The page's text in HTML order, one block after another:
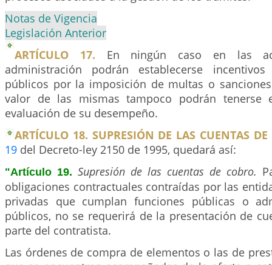
Notas de Vigencia
Legislación Anterior
ARTÍCULO 17. En ningún caso en las
administración podrán establecerse
públicos por la imposición de multas o
valor de las mismas tampoco podrán tenerse
evaluación de su desempeño.
ARTÍCULO 18. SUPRESIÓN DE LAS CUENTAS DE
19 del Decreto-ley 2150 de 1995, quedará así:
"Artículo 19. Supresión de las cuentas de cobro.
obligaciones contractuales contraídas por las
privadas que cumplan funciones públicas o
públicos, no se requerirá de la presentación de
parte del contratista.
Las órdenes de compra de elementos o las de